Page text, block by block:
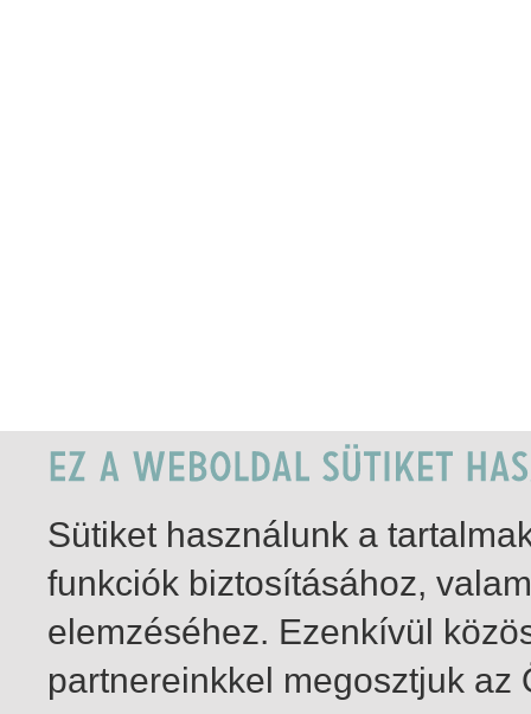
Sütiket használunk a
funkciók biztosításához,
elemzéséhez. Ezenkívül
partnereinkkel megosztjuk